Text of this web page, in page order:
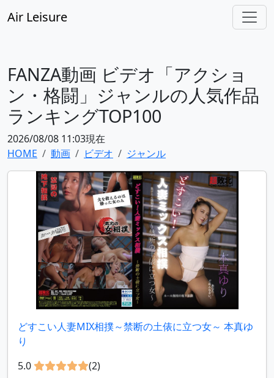
Air Leisure
FANZA動画 ビデオ「アクショ
ン・格闘」ジャンルの人気作品
ランキングTOP100
2026/08/08 11:03現在
HOME
動画 ビデオ ジャンル
どすこい人妻MIX相撲～禁断の土俵に立つ女～ 本真ゆ
り
5.0
(2)